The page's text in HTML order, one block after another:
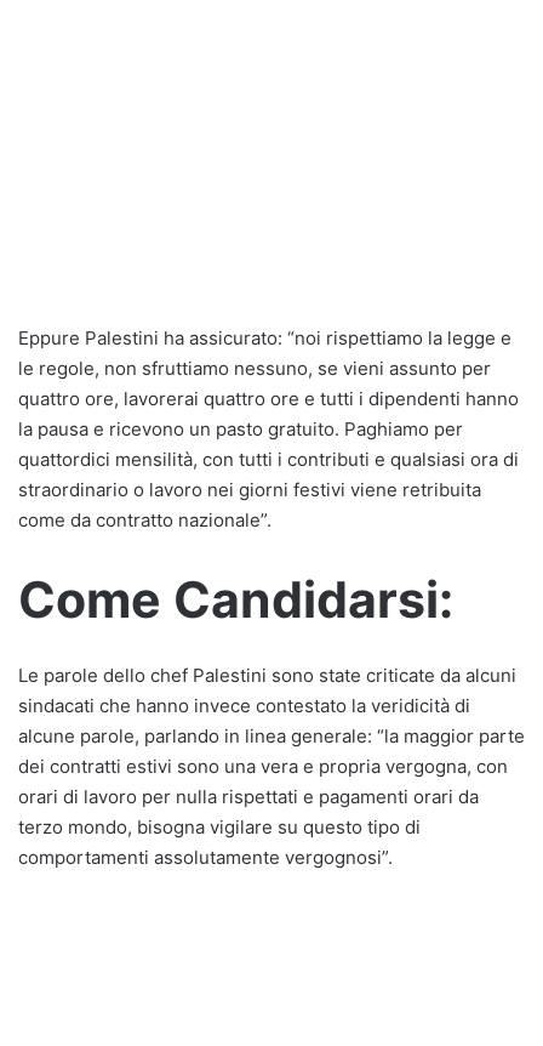
Eppure Palestini ha assicurato: “noi rispettiamo la legge e
le regole, non sfruttiamo nessuno, se vieni assunto per
quattro ore, lavorerai quattro ore e tutti i dipendenti hanno
la pausa e ricevono un pasto gratuito. Paghiamo per
quattordici mensilità, con tutti i contributi e qualsiasi ora di
straordinario o lavoro nei giorni festivi viene retribuita
come da contratto nazionale”.
Come Candidarsi:
Le parole dello chef Palestini sono state criticate da alcuni
sindacati che hanno invece contestato la veridicità di
alcune parole, parlando in linea generale: “la maggior parte
dei contratti estivi sono una vera e propria vergogna, con
orari di lavoro per nulla rispettati e pagamenti orari da
terzo mondo, bisogna vigilare su questo tipo di
comportamenti assolutamente vergognosi”.